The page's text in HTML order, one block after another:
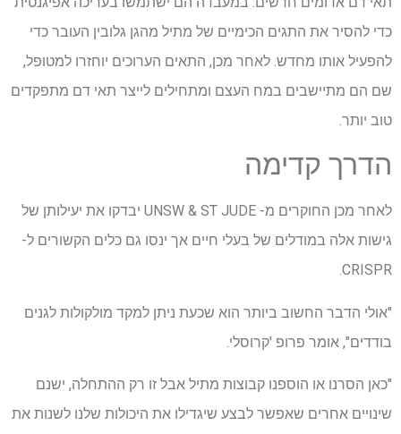
כדי להסיר את התגים הכימיים של מתיל מהגן גלובין העובר כדי
להפעיל אותו מחדש. לאחר מכן, התאים הערוכים יוחזרו למטופל,
שם הם מתיישבים במח העצם ומתחילים לייצר תאי דם מתפקדים
טוב יותר.
הדרך קדימה
לאחר מכן החוקרים מ- UNSW & ST JUDE יבדקו את יעילותן של
גישות אלה במודלים של בעלי חיים אך ינסו גם כלים הקשורים ל-
CRISPR.
"אולי הדבר החשוב ביותר הוא שכעת ניתן למקד מולקולות לגנים
בודדים", אומר פרופ 'קרוסלי.
"כאן הסרנו או הוספנו קבוצות מתיל אבל זו רק ההתחלה, ישנם
שינויים אחרים שאפשר לבצע שיגדילו את היכולות שלנו לשנות את